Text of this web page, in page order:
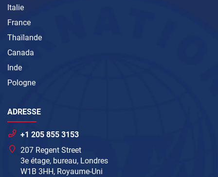
Italie
France
Thaïlande
Canada
Inde
Pologne
ADRESSE
+1 205 855 3153
207 Regent Street
3e étage, bureau, Londres
W1B 3HH, Royaume-Uni